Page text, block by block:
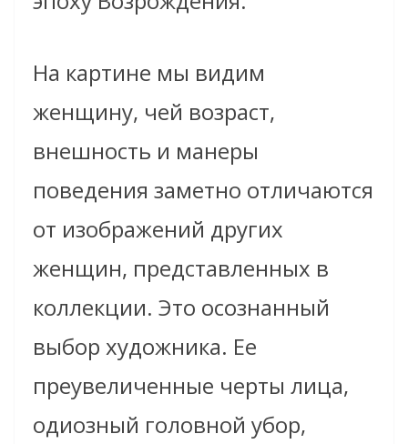
На картине мы видим
женщину, чей возраст,
внешность и манеры
поведения заметно отличаются
от изображений других
женщин, представленных в
коллекции. Это осознанный
выбор художника. Ее
преувеличенные черты лица,
одиозный головной убор,